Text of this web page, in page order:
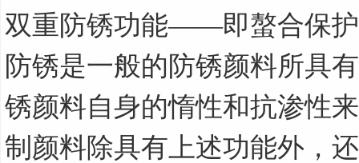
双重防锈功能——即螯合保
防锈是一般的防锈颜料所具
锈颜料自身的惰性和抗渗性
制颜料除具有上述功能外，